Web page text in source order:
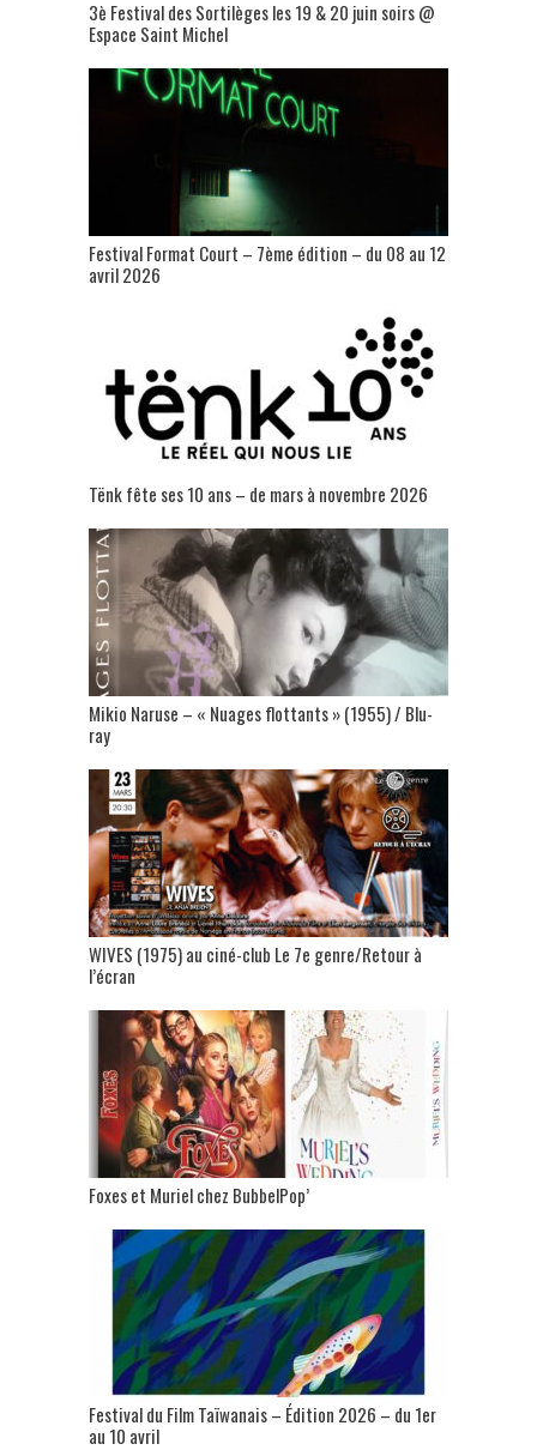
3è Festival des Sortilèges les 19 & 20 juin soirs @
Espace Saint Michel
Festival Format Court – 7ème édition – du 08 au 12
avril 2026
Tënk fête ses 10 ans – de mars à novembre 2026
Mikio Naruse – « Nuages flottants » (1955) / Blu-
ray
WIVES (1975) au ciné-club Le 7e genre/Retour à
l’écran
Foxes et Muriel chez BubbelPop’
Festival du Film Taïwanais – Édition 2026 – du 1er
au 10 avril